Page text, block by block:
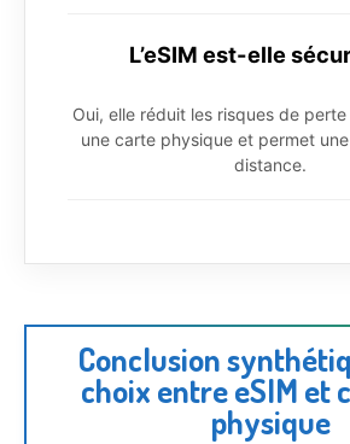
L’eSIM est-elle
Oui, elle réduit les risques de
une carte physique et permet
distance.
Conclusion
choix entre eSIM et
physique